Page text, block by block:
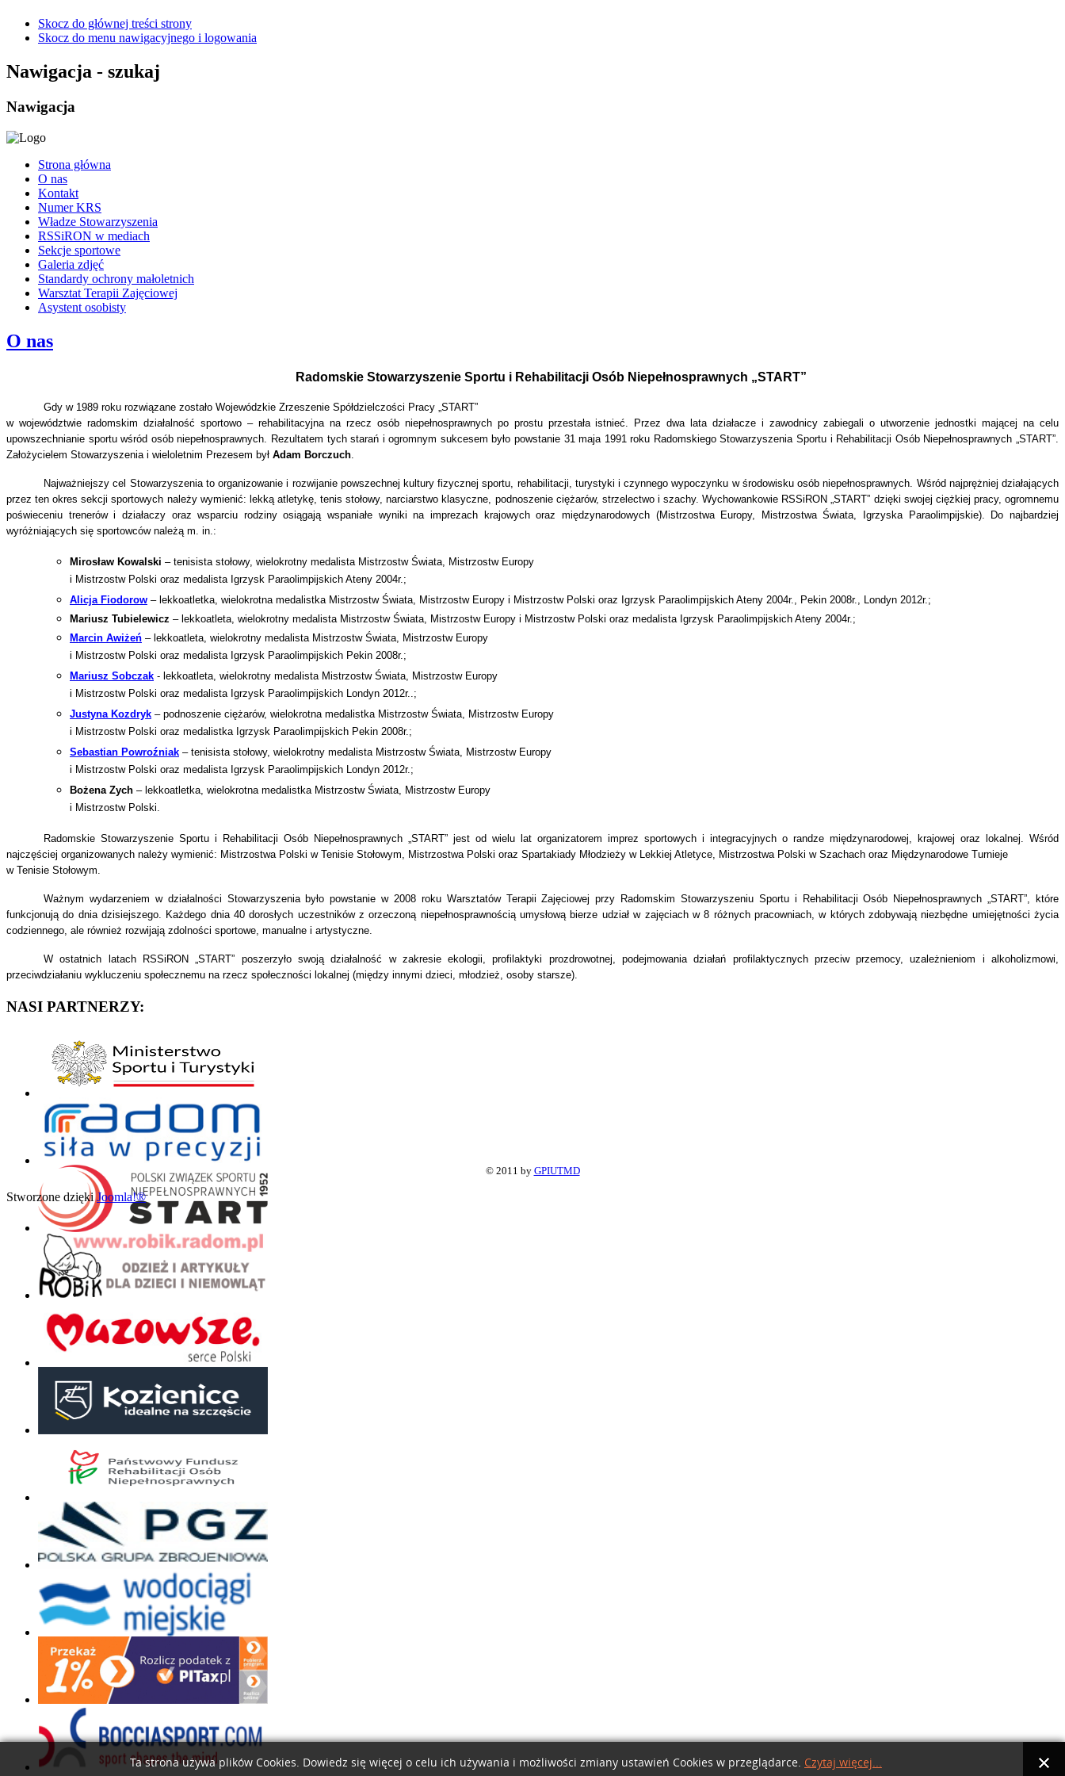
Skocz do głównej treści strony
Skocz do menu nawigacyjnego i logowania
Nawigacja - szukaj
Nawigacja
Strona główna
O nas
Kontakt
Numer KRS
Władze Stowarzyszenia
RSSiRON w mediach
Sekcje sportowe
Galeria zdjęć
Standardy ochrony małoletnich
Warsztat Terapii Zajęciowej
Asystent osobisty
O nas
Radomskie Stowarzyszenie Sportu i Rehabilitacji Osób Niepełnosprawnych „START”
Gdy w 1989 roku rozwiązane zostało Wojewódzkie Zrzeszenie Spółdzielczości Pracy „START”
w województwie radomskim działalność sportowo – rehabilitacyjna na rzecz osób niepełnosprawnych po prostu przestała istnieć. Przez dwa lata działacze i zawodnicy zabiegali o utworzenie jednostki mającej na celu
upowszechnianie sportu wśród osób niepełnosprawnych. Rezultatem tych starań i ogromnym sukcesem było powstanie 31 maja 1991 roku Radomskiego Stowarzyszenia Sportu i Rehabilitacji Osób Niepełnosprawnych „START”.
Założycielem Stowarzyszenia i wieloletnim Prezesem był Adam Borczuch
Najważniejszy cel Stowarzyszenia to organizowanie i rozwijanie powszechnej kultury fizycznej sportu, rehabilitacji, turystyki i czynnego wypoczynku w środowisku osób niepełnosprawnych. Wśród najprężniej działających
przez ten okres sekcji sportowych należy wymienić: lekką atletykę, tenis stołowy, narciarstwo klasyczne, podnoszenie ciężarów, strzelectwo i szachy. Wychowankowie RSSiRON „START” dzięki swojej ciężkiej pracy, ogromnemu
poświeceniu trenerów i działaczy oraz wsparciu rodziny osiągają wspaniałe wyniki na imprezach krajowych oraz międzynarodowych (Mistrzostwa Europy, Mistrzostwa Świata, Igrzyska Paraolimpijskie). Do najbardziej
wyróżniających się sportowców należą m. in.:
Mirosław Kowalski – tenisista stołowy, wielokrotny medalista Mistrzostw Świata, Mistrzostw Europy
i Mistrzostw Polski oraz medalista Igrzysk Paraolimpijskich Ateny 2004r.;
Alicja Fiodorow – lekkoatletka, wielokrotna medalistka Mistrzostw Świata, Mistrzostw Europy i Mistrzostw Polski oraz Igrzysk Paraolimpijskich Ateny 2004r., Pekin 2008r., Londyn 2012r.;
Mariusz Tubielewicz – lekkoatleta, wielokrotny medalista Mistrzostw Świata, Mistrzostw Europy i Mistrzostw Polski oraz medalista Igrzysk Paraolimpijskich Ateny 2004r.;
Marcin Awiżeń – lekkoatleta, wielokrotny medalista Mistrzostw Świata, Mistrzostw Europy
i Mistrzostw Polski oraz medalista Igrzysk Paraolimpijskich Pekin 2008r.;
Mariusz Sobczak - lekkoatleta, wielokrotny medalista Mistrzostw Świata, Mistrzostw Europy
i Mistrzostw Polski oraz medalista Igrzysk Paraolimpijskich Londyn 2012r..;
Justyna Kozdryk – podnoszenie ciężarów, wielokrotna medalistka Mistrzostw Świata, Mistrzostw Europy
i Mistrzostw Polski oraz medalistka Igrzysk Paraolimpijskich Pekin 2008r.;
Sebastian Powroźniak – tenisista stołowy, wielokrotny medalista Mistrzostw Świata, Mistrzostw Europy
i Mistrzostw Polski oraz medalista Igrzysk Paraolimpijskich Londyn 2012r.;
Bożena Zych – lekkoatletka, wielokrotna medalistka Mistrzostw Świata, Mistrzostw Europy
i Mistrzostw Polski.
Radomskie Stowarzyszenie Sportu i Rehabilitacji Osób Niepełnosprawnych „START” jest od wielu lat organizatorem imprez sportowych i integracyjnych o randze międzynarodowej, krajowej oraz lokalnej. Wśród
najczęściej organizowanych należy wymienić: Mistrzostwa Polski w Tenisie Stołowym, Mistrzostwa Polski oraz Spartakiady Młodzieży w Lekkiej Atletyce, Mistrzostwa Polski w Szachach oraz Międzynarodowe Turnieje
w Tenisie Stołowym.
Ważnym wydarzeniem w działalności Stowarzyszenia było powstanie w 2008 roku Warsztatów Terapii Zajęciowej przy Radomskim Stowarzyszeniu Sportu i Rehabilitacji Osób Niepełnosprawnych „START”, które
funkcjonują do dnia dzisiejszego. Każdego dnia 40 dorosłych uczestników z orzeczoną niepełnosprawnością umysłową bierze udział w zajęciach w 8 różnych pracowniach, w których zdobywają niezbędne umiejętności życia
codziennego, ale również rozwijają zdolności sportowe, manualne i artystyczne.
W ostatnich latach RSSiRON „START” poszerzyło swoją działalność w zakresie ekologii, profilaktyki prozdrowotnej, podejmowania działań profilaktycznych przeciw przemocy, uzależnieniom i alkoholizmowi,
przeciwdziałaniu wykluczeniu społecznemu na rzecz społeczności lokalnej (między innymi dzieci, młodzież, osoby starsze).
NASI PARTNERZY:
© 2011 by GPIUTMD
Stworzone dziękiJoomla!®
Ta strona używa plików Cookies. Dowiedz się więcej o celu ich używania i możliwości zmiany ustawień Cookies w przeglądarce. Czytaj więcej...